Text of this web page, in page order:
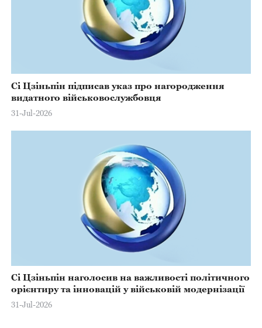
Сі Цзіньпін підписав указ про нагородження
видатного військовослужбовця
31-Jul-2026
Сі Цзіньпін наголосив на важливості політичного
орієнтиру та інновацій у військовій модернізації
31-Jul-2026